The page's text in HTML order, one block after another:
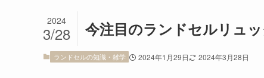
今注目のランドセルリュ
2024
3/28
ランドセルの知識・雑学 2024年1月29日 2024年3月28日